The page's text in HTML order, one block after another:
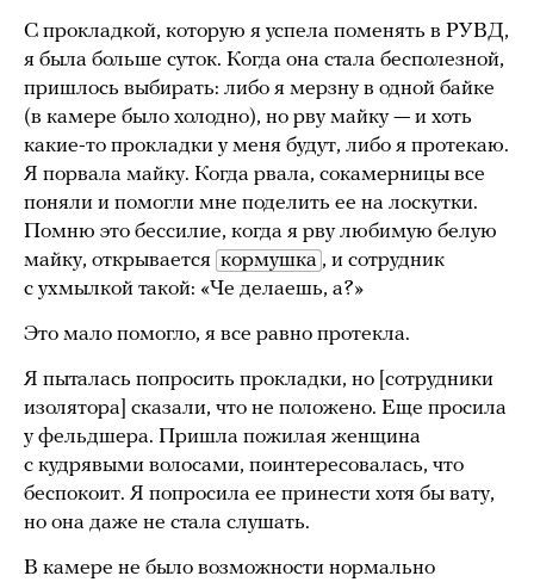
С прокладкой, которую я успела поменять в РУВД,
я была больше суток. Когда она стала бесполезной,
пришлось выбирать: либо я мерзну в одной байке
(в камере было холодно), но рву майку — и хоть
какие-то прокладки у меня будут, либо я протекаю.
Я порвала майку. Когда рвала, сокамерницы все
поняли и помогли мне поделить ее на лоскутки.
Помню это бессилие, когда я рву любимую белую
майку, открывается кормушка , и сотрудник
с ухмылкой такой: «Че делаешь, а?»
Это мало помогло, я все равно протекла.
Я пыталась попросить прокладки, но [сотрудники
изолятора] сказали, что не положено. Еще просила
у фельдшера. Пришла пожилая женщина
с кудрявыми волосами, поинтересовалась, что
беспокоит. Я попросила ее принести хотя бы вату,
но она даже не стала слушать.
В камере не было возможности нормально